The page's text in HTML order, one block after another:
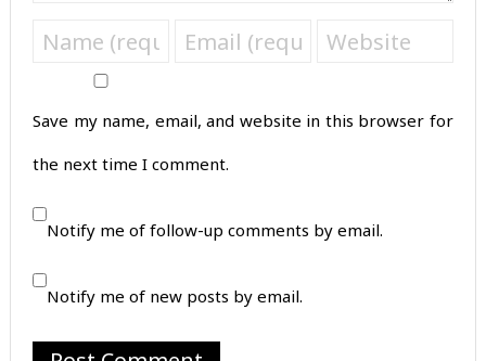
Save my name, email, and website in this browser for
the next time I comment.
Notify me of follow-up comments by email.
Notify me of new posts by email.